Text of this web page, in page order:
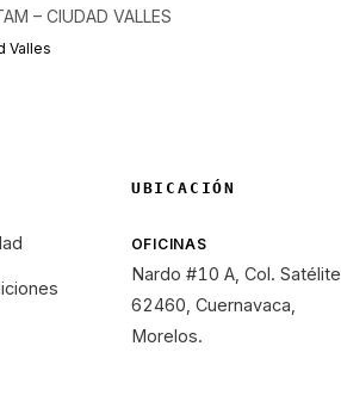
– CIUDAD VALLES
Valles
UBICACIÓN
OFICINAS
Nardo #10 A, Col. Satélite,
62460, Cuernavaca,
Morelos.